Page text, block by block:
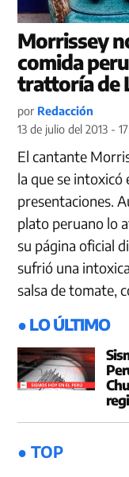
Morrissey
comida
trattoría de
por Redacción
13 de julio del 2013 -
El cantante
la que se intoxicó
presentaciones.
plato peruano lo
su página oficial
sufrió una
salsa de tomate,
● LO ÚLTIMO
● TOP